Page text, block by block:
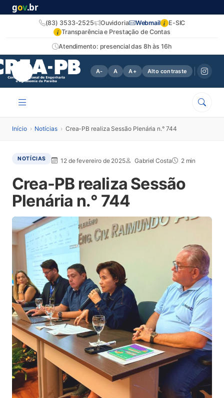
gov.br
Atendimento: presencial das 8h às 16h
(83) 3533-2525 Ouvidoria Webmail i E-SIC
i Transparência e Prestação de Contas
A- A A+ Alto contraste
Início › Notícias › Crea-PB realiza Sessão Plenária n.° 744
NOTÍCIAS 12 de fevereiro de 2025 Gabriel Costa 2 min
Crea-PB realiza Sessão
Plenária n.° 744